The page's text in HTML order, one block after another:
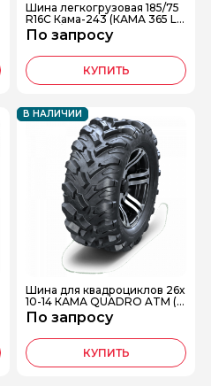
Шина легкогрузовая 185/75
R16C Кама-243 (КАМА 365 L
T) 104/102Q
По запросу
КУПИТЬ
В НАЛИЧИИ
Шина для квадроциклов 26х
10-14 КАМА QUADRO ATM (Н
К-437)
По запросу
КУПИТЬ